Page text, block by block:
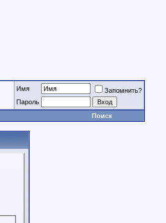
Имя
Запомнить?
Пароль
Поиск